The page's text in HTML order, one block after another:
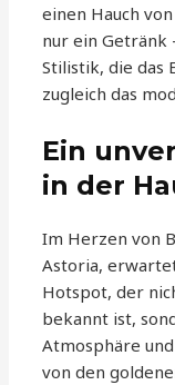
einen Hauch
nur ein Getränk
Stilistik, die das
zugleich das
Ein
in der
Im Herzen von
Astoria,
Hotspot, der
bekannt ist,
Atmosphäre
von den